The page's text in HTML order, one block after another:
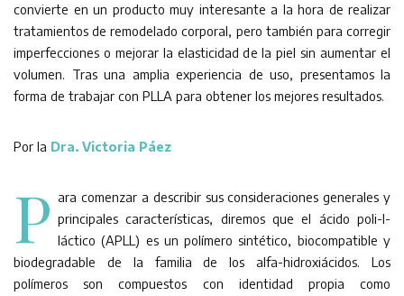
convierte en un producto muy interesante a la hora de realizar
tratamientos de remodelado corporal, pero también para corregir
imperfecciones o mejorar la elasticidad de la piel sin aumentar el
volumen. Tras una amplia experiencia de uso, presentamos la
forma de trabajar con PLLA para obtener los mejores resultados.
Por la Dra. Victoria Páez
P ara comenzar a describir sus consideraciones generales y
principales características, diremos que el ácido poli-l-
láctico (APLL) es un polímero sintético, biocompatible y
biodegradable de la familia de los alfa-hidroxiácidos. Los
polímeros son compuestos con identidad propia como